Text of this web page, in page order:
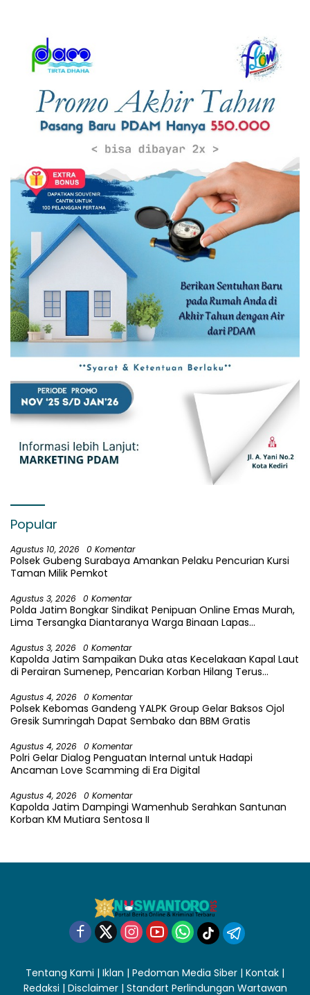
Popular
Agustus 10, 2026 0 Komentar
Polsek Gubeng Surabaya Amankan Pelaku Pencurian Kursi
Taman Milik Pemkot
Agustus 3, 2026 0 Komentar
Polda Jatim Bongkar Sindikat Penipuan Online Emas Murah,
Lima Tersangka Diantaranya Warga Binaan Lapas
Agustus 3, 2026 0 Komentar
Kapolda Jatim Sampaikan Duka atas Kecelakaan Kapal Laut
di Perairan Sumenep, Pencarian Korban Hilang Terus
Agustus 4, 2026 0 Komentar
Polsek Kebomas Gandeng YALPK Group Gelar Baksos Ojol
Gresik Sumringah Dapat Sembako dan BBM Gratis
Agustus 4, 2026 0 Komentar
Polri Gelar Dialog Penguatan Internal untuk Hadapi
Ancaman Love Scamming di Era Digital
Agustus 4, 2026 0 Komentar
Kapolda Jatim Dampingi Wamenhub Serahkan Santunan
Korban KM Mutiara Sentosa II
Tentang Kami | Iklan | Pedoman Media Siber | Kontak |
Redaksi | Disclaimer| Standart Perlindungan Wartawan